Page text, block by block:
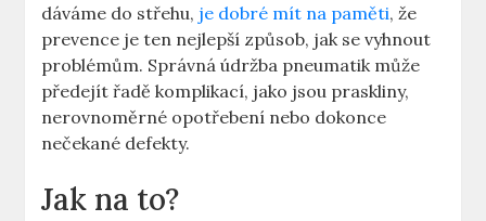
dáváme do střehu, je dobré mít na paměti, že
prevence je ten nejlepší způsob, jak se vyhnout
problémům. Správná údržba pneumatik může
předejít řadě komplikací, jako jsou praskliny,
nerovnoměrné opotřebení nebo dokonce
nečekané defekty.
Jak na to?